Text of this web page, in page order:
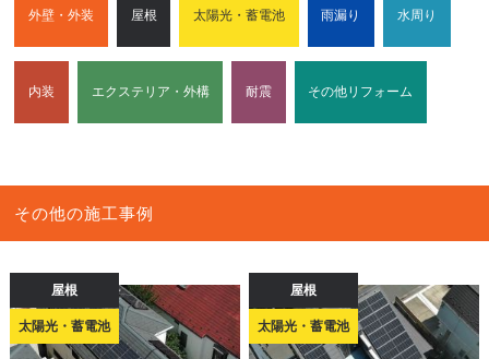
外壁・外装 屋根 太陽光・蓄電池 雨漏り 水周り
内装 エクステリア・外構 耐震 その他リフォーム
その他の施工事例
屋根
太陽光・蓄電池
屋根
太陽光・蓄電池